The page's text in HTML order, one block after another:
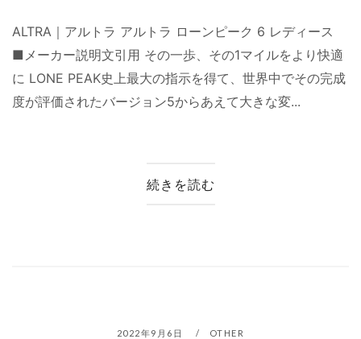
ALTRA｜アルトラ アルトラ ローンピーク 6 レディース
■メーカー説明文引用 その一歩、その1マイルをより快適
に LONE PEAK史上最大の指示を得て、世界中でその完成
度が評価されたバージョン5からあえて大きな変...
続きを読む
2022年9月6日 OTHER